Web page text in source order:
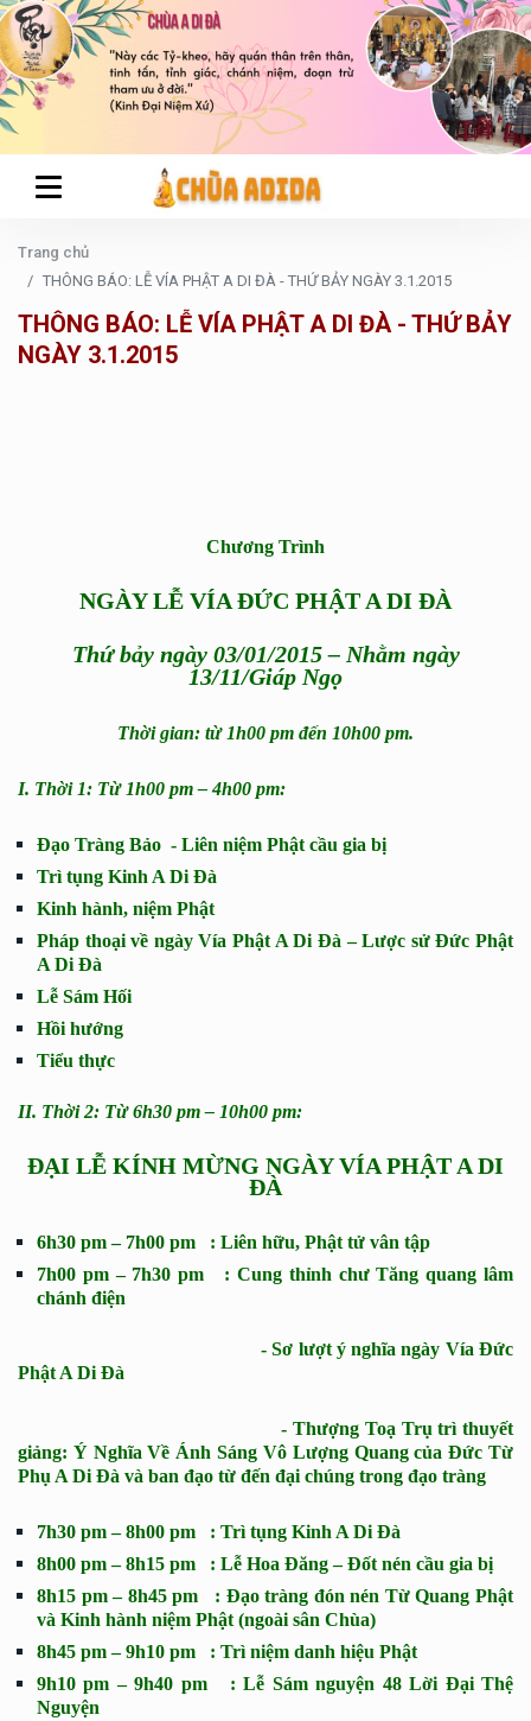
Trang chủ
THÔNG BÁO: LỄ VÍA PHẬT A DI ĐÀ - THỨ BẢY NGÀY 3.1.2015
THÔNG BÁO: LỄ VÍA PHẬT A DI ĐÀ - THỨ BẢY
NGÀY 3.1.2015
Chương Trình
NGÀY LỄ VÍA ĐỨC PHẬT A DI ĐÀ
Thứ bảy ngày 03/01/2015 – Nhằm ngày
13/11/Giáp Ngọ
Thời gian: từ 1h00 pm đến 10h00 pm.
I. Thời 1: Từ 1h00 pm – 4h00 pm:
Đạo Tràng Bảo - Liên niệm Phật cầu gia bị
Trì tụng Kinh A Di Đà
Kinh hành, niệm Phật
Pháp thoại về ngày Vía Phật A Di Đà – Lược sử Đức Phật
A Di Đà
Lễ Sám Hối
Hồi hướng
Tiểu thực
II. Thời 2: Từ 6h30 pm – 10h00 pm:
ĐẠI LỄ KÍNH MỪNG NGÀY VÍA PHẬT A DI
ĐÀ
6h30 pm – 7h00 pm : Liên hữu, Phật tử vân tập
7h00 pm – 7h30 pm : Cung thỉnh chư Tăng quang lâm
chánh điện
- Sơ lượt ý nghĩa ngày Vía Đức
Phật A Di Đà
- Thượng Toạ Trụ trì thuyết
giảng: Ý Nghĩa Về Ánh Sáng Vô Lượng Quang của Đức Từ
Phụ A Di Đà và ban đạo từ đến đại chúng trong đạo tràng
7h30 pm – 8h00 pm : Trì tụng Kinh A Di Đà
8h00 pm – 8h15 pm : Lễ Hoa Đăng – Đốt nén cầu gia bị
8h15 pm – 8h45 pm : Đạo tràng đón nén Từ Quang Phật
và Kinh hành niệm Phật (ngoài sân Chùa)
8h45 pm – 9h10 pm : Trì niệm danh hiệu Phật
9h10 pm – 9h40 pm : Lễ Sám nguyện 48 Lời Đại Thệ
Nguyện